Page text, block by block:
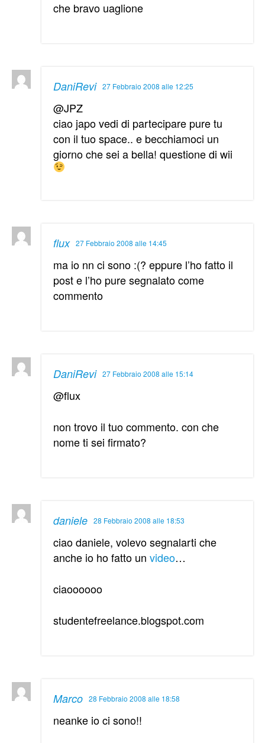
che bravo uaglione
DaniRevi 27 Febbraio 2008 alle 12:25
@JPZ
ciao japo vedi di partecipare pure tu
con il tuo space.. e becchiamoci un
giorno che sei a bella! questione di wii
flux 27 Febbraio 2008 alle 14:45
ma io nn ci sono :(? eppure l’ho fatto il
post e l’ho pure segnalato come
commento
DaniRevi 27 Febbraio 2008 alle 15:14
@flux
non trovo il tuo commento. con che
nome ti sei firmato?
daniele 28 Febbraio 2008 alle 18:53
ciao daniele, volevo segnalarti che
anche io ho fatto un video…
ciaoooooo
studentefreelance.blogspot.com
Marco 28 Febbraio 2008 alle 18:58
neanke io ci sono!!